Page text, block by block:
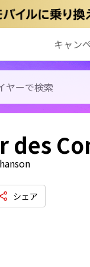
キャン
des
シェア